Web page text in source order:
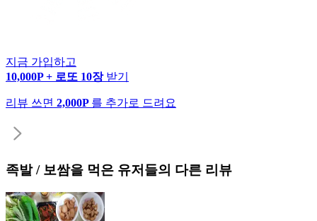
지금 가입하고
10,000P + 로또 10장 받기
리뷰 쓰면 2,000P 를 추가로 드려요
족발 / 보쌈을 먹은 유저들의 다른 리뷰